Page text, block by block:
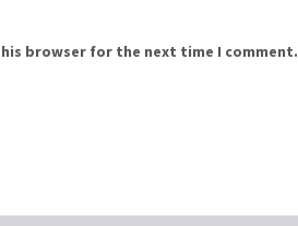
browser for the next time I comment.